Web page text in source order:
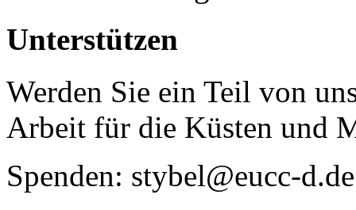
Unterstützen
Werden Sie ein Teil von
Arbeit für die Küsten und
Spenden: stybel@eucc-d.de